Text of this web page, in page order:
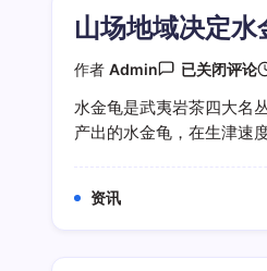
山场地域决定
作者 Admin
山
地
域
决
已关闭评论
水金龟是武夷岩茶四大名
产出的水金龟，在生津速
资讯